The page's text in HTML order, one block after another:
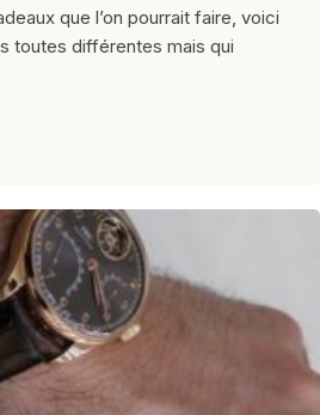
que l’on pourrait faire, voici
toutes différentes mais qui